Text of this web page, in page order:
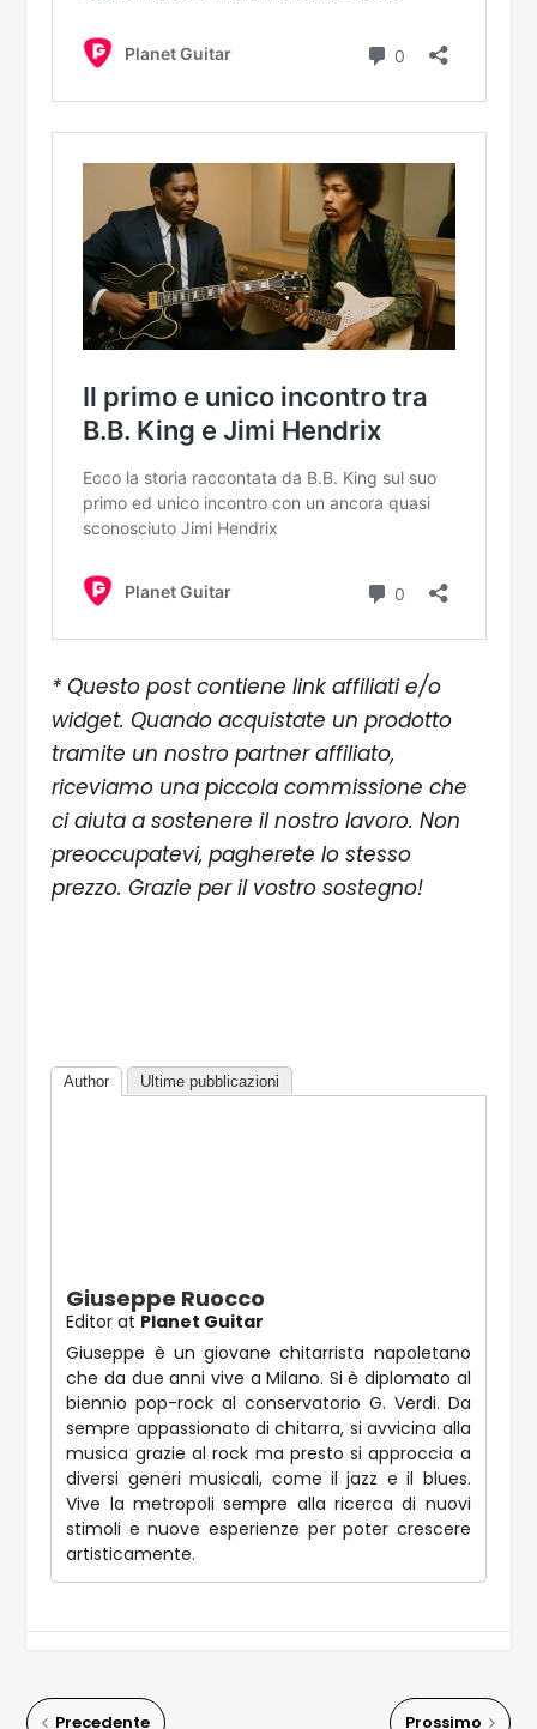
* Questo post contiene link affiliati e/o
widget. Quando acquistate un prodotto
tramite un nostro partner affiliato,
riceviamo una piccola commissione che
ci aiuta a sostenere il nostro lavoro. Non
preoccupatevi, pagherete lo stesso
prezzo. Grazie per il vostro sostegno!
Author Ultime pubblicazioni
Giuseppe Ruocco
Editor at Planet Guitar
Giuseppe è un giovane chitarrista napoletano
che da due anni vive a Milano. Si è diplomato al
biennio pop-rock al conservatorio G. Verdi. Da
sempre appassionato di chitarra, si avvicina alla
musica grazie al rock ma presto si approccia a
diversi generi musicali, come il jazz e il blues.
Vive la metropoli sempre alla ricerca di nuovi
stimoli e nuove esperienze per poter crescere
artisticamente.
Precedente Prossimo